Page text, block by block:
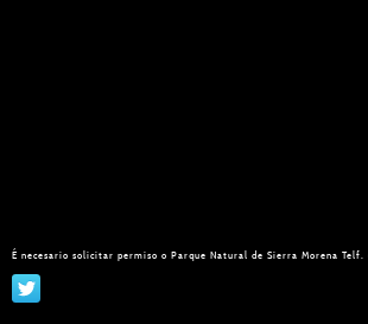
É necesario solicitar permiso o Parque Natural de Sierra Morena Telf.